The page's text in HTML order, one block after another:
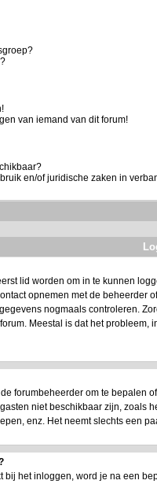
van iemand van dit forum!
en/of juridische zaken in
lid worden om in te kunnen
opnemen met de beheerder
nogmaals controleren.
Meestal is dat het
forumbeheerder om te bepalen
niet beschikbaar zijn,
enz. Het neemt slechts een
bij het inloggen, word je na een